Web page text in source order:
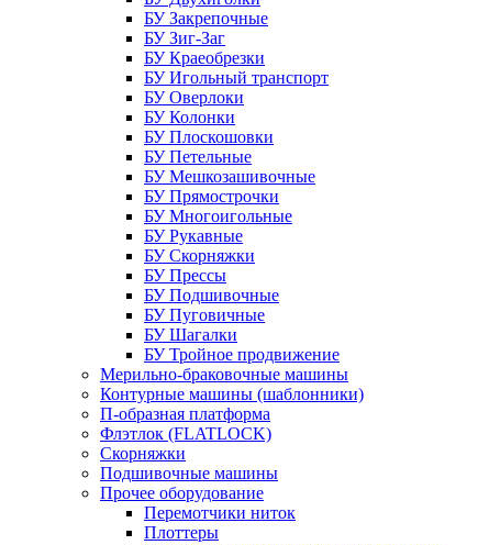
БУ Закрепочные
БУ Зиг-Заг
БУ Краеобрезки
БУ Игольный транспорт
БУ Оверлоки
БУ Колонки
БУ Плоскошовки
БУ Петельные
БУ Мешкозашивочные
БУ Прямострочки
БУ Многоигольные
БУ Рукавные
БУ Скорняжки
БУ Прессы
БУ Подшивочные
БУ Пуговичные
БУ Шагалки
БУ Тройное продвижение
Мерильно-браковочные машины
Контурные машины (шаблонники)
П-образная платформа
Флэтлок (FLATLOCK)
Скорняжки
Подшивочные машины
Прочее оборудование
Перемотчики ниток
Плоттеры